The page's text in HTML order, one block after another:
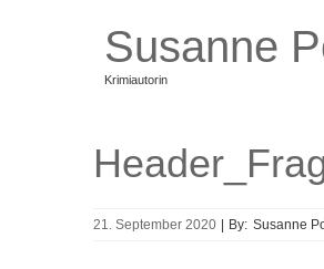
Susanne
Krimiautorin
21. September 2020 | By: Susanne